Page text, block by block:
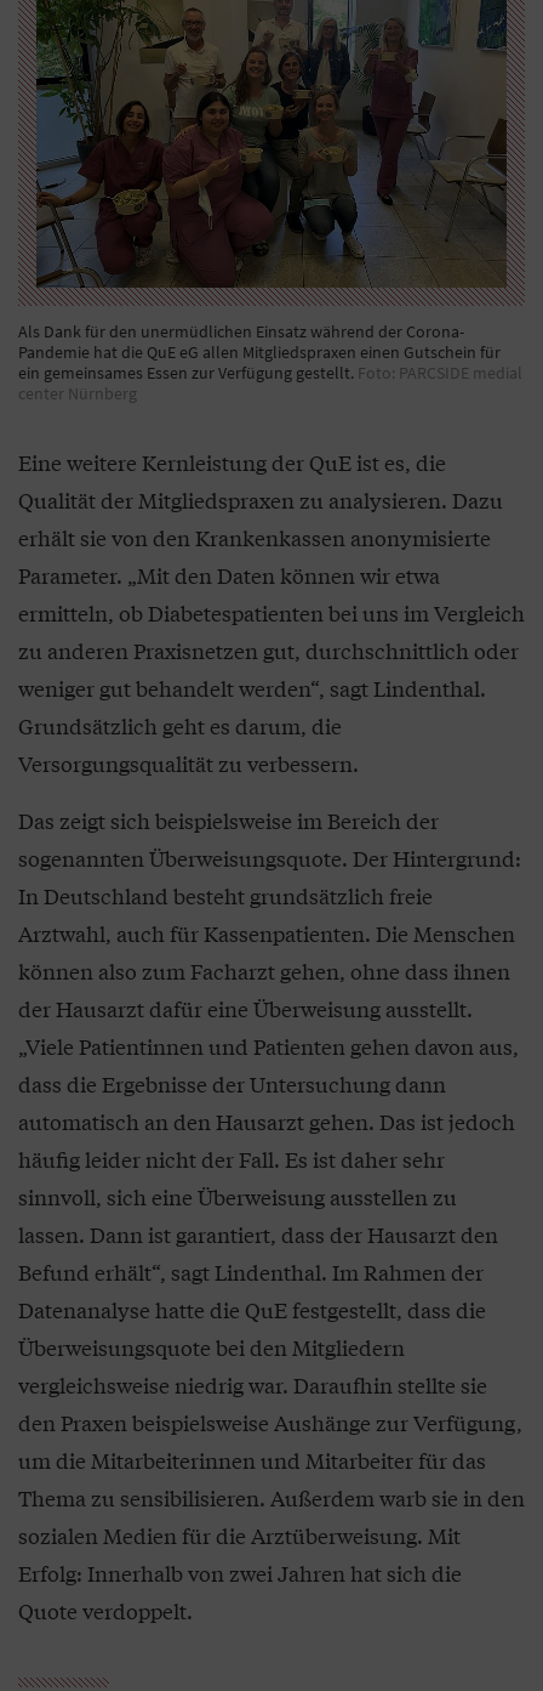
Als Dank für den unermüdlichen Einsatz während der Corona-
Pandemie hat die QuE eG allen Mitgliedspraxen einen Gutschein für
ein gemeinsames Essen zur Verfügung gestellt. Foto: PARCSIDE medial
center Nürnberg
Eine weitere Kernleistung der QuE ist es, die
Qualität der Mitgliedspraxen zu analysieren. Dazu
erhält sie von den Krankenkassen anonymisierte
Parameter. „Mit den Daten können wir etwa
ermitteln, ob Diabetespatienten bei uns im Vergleich
zu anderen Praxisnetzen gut, durchschnittlich oder
weniger gut behandelt werden“, sagt Lindenthal.
Grundsätzlich geht es darum, die
Versorgungsqualität zu verbessern.
Das zeigt sich beispielsweise im Bereich der
sogenannten Überweisungsquote. Der Hintergrund:
In Deutschland besteht grundsätzlich freie
Arztwahl, auch für Kassenpatienten. Die Menschen
können also zum Facharzt gehen, ohne dass ihnen
der Hausarzt dafür eine Überweisung ausstellt.
„Viele Patientinnen und Patienten gehen davon aus,
dass die Ergebnisse der Untersuchung dann
automatisch an den Hausarzt gehen. Das ist jedoch
häufig leider nicht der Fall. Es ist daher sehr
sinnvoll, sich eine Überweisung ausstellen zu
lassen. Dann ist garantiert, dass der Hausarzt den
Befund erhält“, sagt Lindenthal. Im Rahmen der
Datenanalyse hatte die QuE festgestellt, dass die
Überweisungsquote bei den Mitgliedern
vergleichsweise niedrig war. Daraufhin stellte sie
den Praxen beispielsweise Aushänge zur Verfügung,
um die Mitarbeiterinnen und Mitarbeiter für das
Thema zu sensibilisieren. Außerdem warb sie in den
sozialen Medien für die Arztüberweisung. Mit
Erfolg: Innerhalb von zwei Jahren hat sich die
Quote verdoppelt.